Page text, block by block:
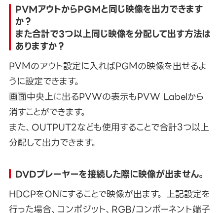
PVMアウトからPGMと同じ映像を出力できます
か？
また合計で3つ以上同じ映像を分配して出す方法は
ありますか？
PVMのアウト設定に入ればPGMの映像を出せるよ
うに設定できます。
画面中央上に出るPVWの表示もPVW Labelから
消すことができます。
また、OUTPUT2なども使用することで合計3つ以上
分配して出力できます。
DVDプレーヤーを接続した際に映像が出ません。
HDCPをONにすることで映像が出ます。 上記設定を
行った場合、コンポジット、RGB/コンポーネント端子